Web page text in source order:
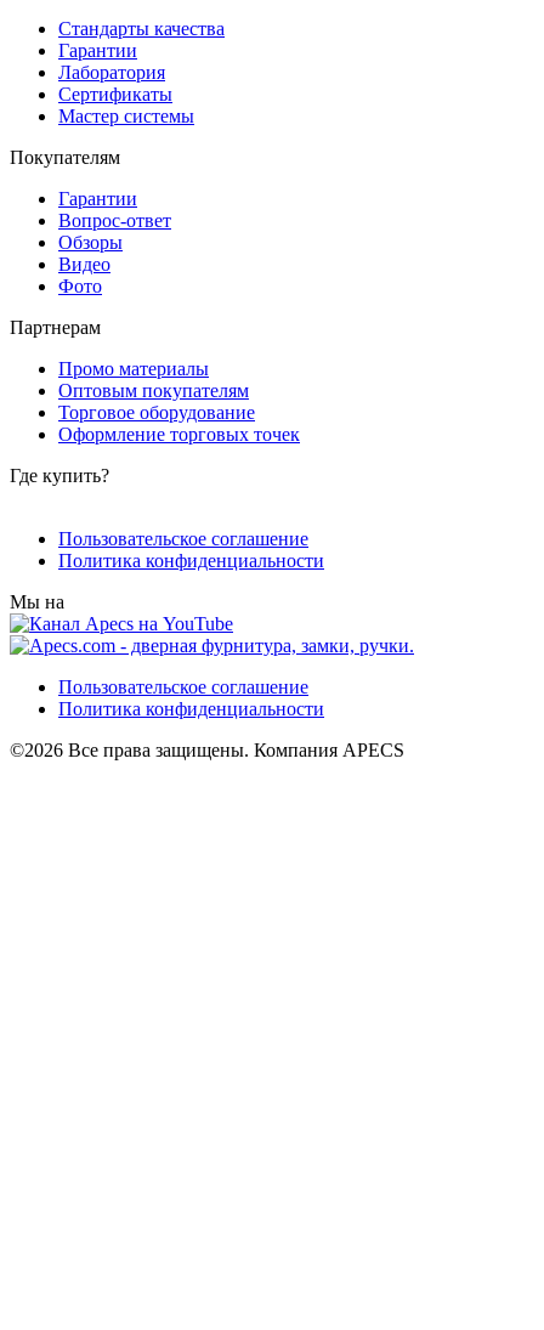
Стандарты качества
Гарантии
Лаборатория
Сертификаты
Мастер системы
Покупателям
Гарантии
Вопрос-ответ
Обзоры
Видео
Фото
Партнерам
Промо материалы
Оптовым покупателям
Торговое оборудование
Оформление торговых точек
Где купить?
Пользовательское соглашение
Политика конфиденциальности
Мы на
Пользовательское соглашение
Политика конфиденциальности
©2026 Все права защищены. Компания APECS